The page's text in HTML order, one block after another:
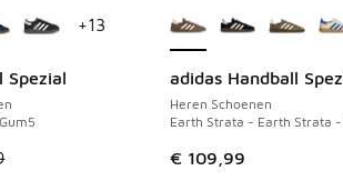
Spezial
uitverkoop. Dit artikel is in de
+13
adidas Handball
Heren Schoenen
Earth Strata - Earth Strata -
€ 109,99